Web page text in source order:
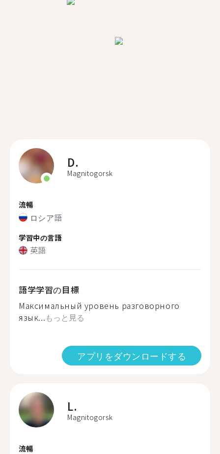
D.
Magnitogorsk
流暢
ロシア語
学習中の言語
英語
語学学習の目標
Максимальный уровень разговорного
язык...もっと見る
アプリをダウンロードする
L.
Magnitogorsk
流暢